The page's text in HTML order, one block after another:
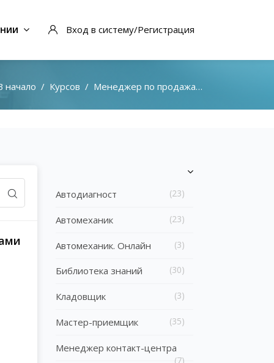
Вход в систему/Регистрация
начало Курсов Менеджер по продажам автозапчастей
Пропустить [Cocoon] Список категорий курсов
Автодиагност
(23)
Автомеханик (23)
Автомеханик. Онлайн (3)
Библиотека знаний (30)
Кладовщик (3)
Мастер-приемщик (35)
Менеджер контакт-центра
(7)